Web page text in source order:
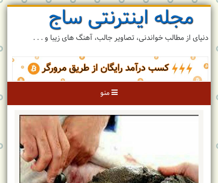
رد
رفتن
مطلب
مجله اینترنتی ساج
دنیای از مطالب خواندنی، تصاویر جالب، آهنگ های زیبا و . . .
منو